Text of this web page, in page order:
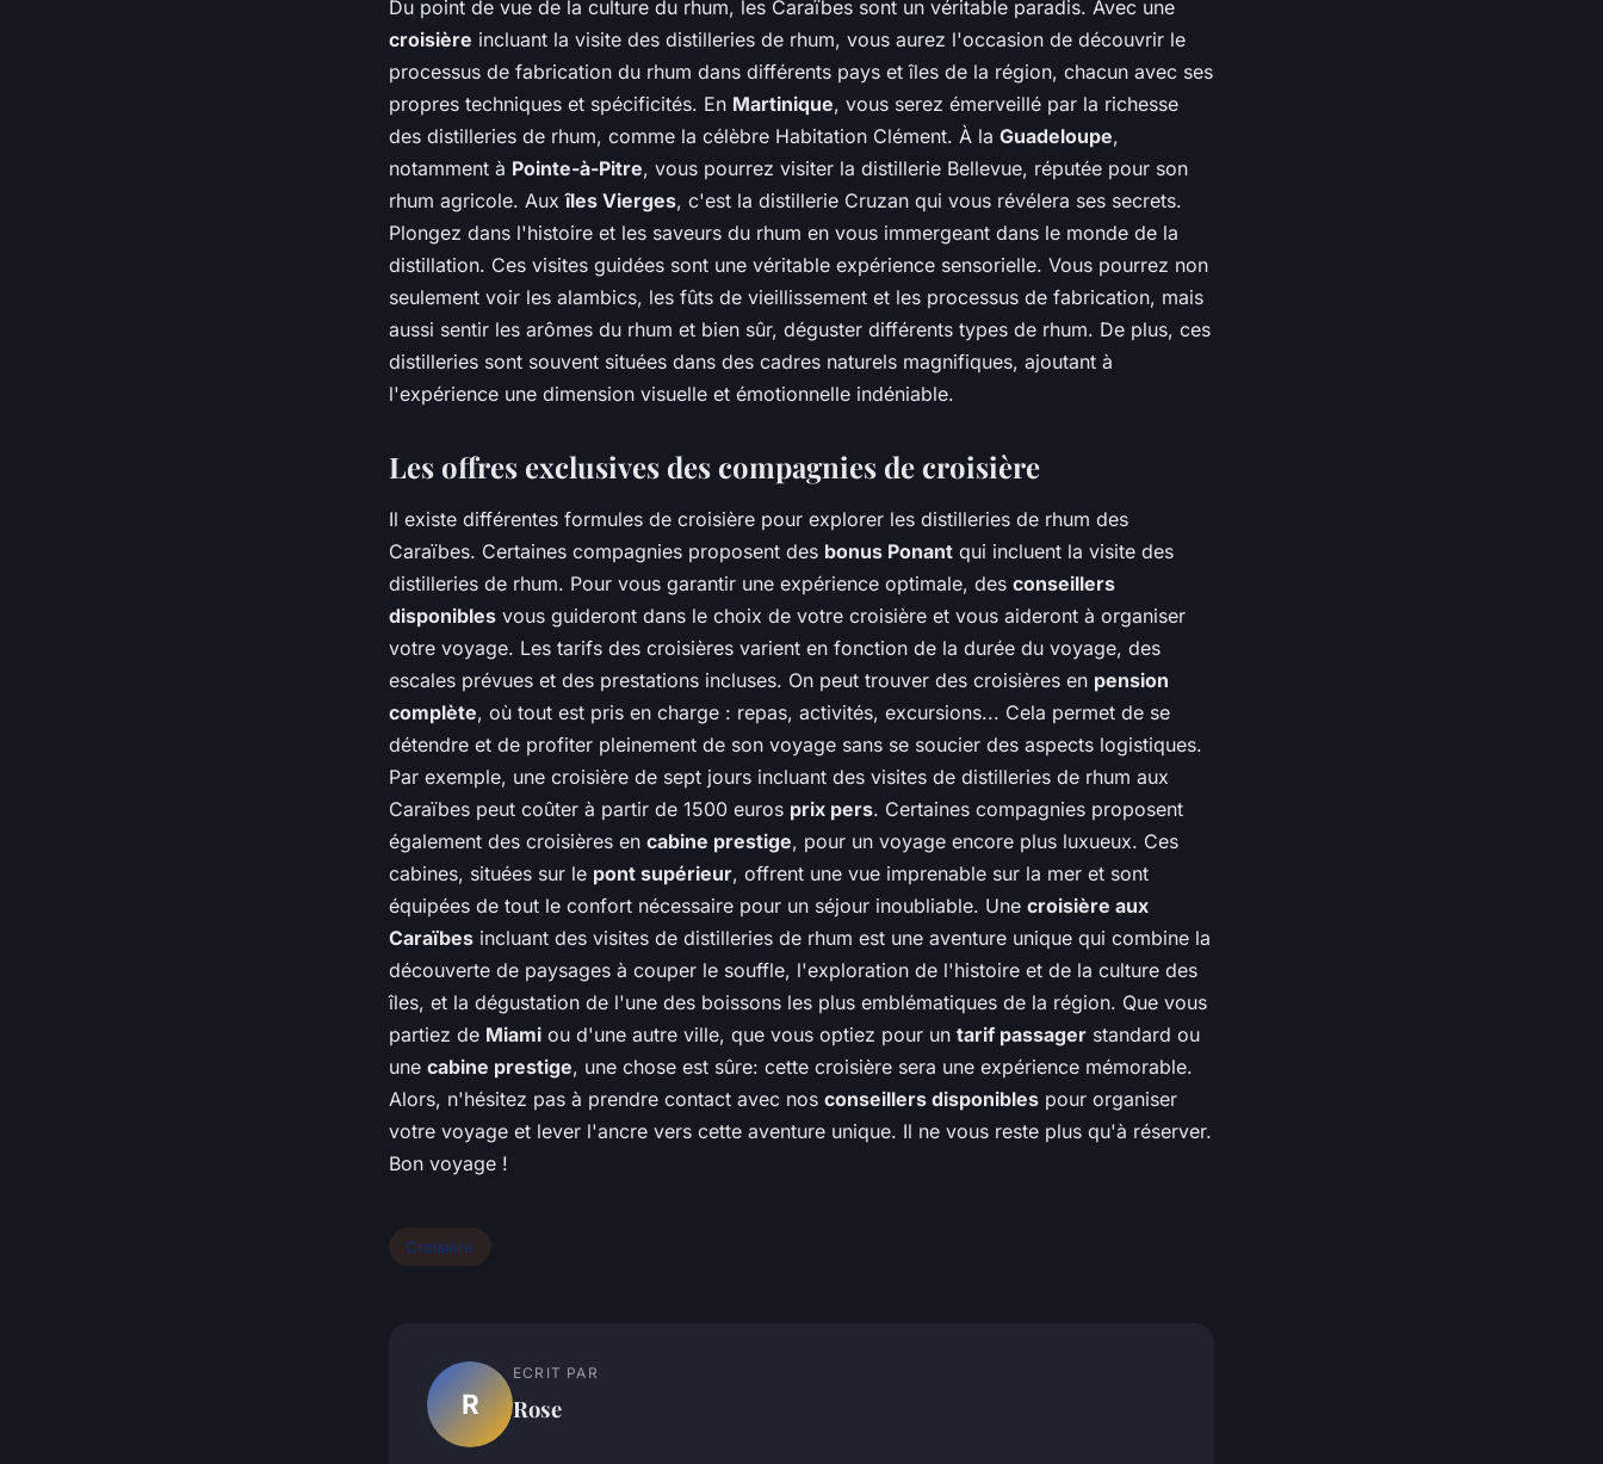
Du point de vue de la culture du rhum, les Caraïbes sont un véritable paradis. Avec une
croisière incluant la visite des distilleries de rhum, vous aurez l'occasion de découvrir le
processus de fabrication du rhum dans différents pays et îles de la région, chacun avec ses
propres techniques et spécificités. En Martinique, vous serez émerveillé par la richesse
des distilleries de rhum, comme la célèbre Habitation Clément. À la Guadeloupe,
notamment à Pointe-à-Pitre, vous pourrez visiter la distillerie Bellevue, réputée pour son
rhum agricole. Auxîles Vierges, c'est la distillerie Cruzan qui vous révélera ses secrets.
Plongez dans l'histoire et les saveurs du rhum en vous immergeant dans le monde de la
distillation. Ces visites guidées sont une véritable expérience sensorielle. Vous pourrez non
seulement voir les alambics, les fûts de vieillissement et les processus de fabrication, mais
aussi sentir les arômes du rhum et bien sûr, déguster différents types de rhum. De plus, ces
distilleries sont souvent situées dans des cadres naturels magnifiques, ajoutant à
l'expérience une dimension visuelle et émotionnelle indéniable.
Les offres exclusives des compagnies de croisière
Il existe différentes formules de croisière pour explorer les distilleries de rhum des
Caraïbes. Certaines compagnies proposent des bonus Ponant qui incluent la visite des
distilleries de rhum. Pour vous garantir une expérience optimale, des conseillers
disponibles vous guideront dans le choix de votre croisière et vous aideront à organiser
votre voyage. Les tarifs des croisières varient en fonction de la durée du voyage, des
escales prévues et des prestations incluses. On peut trouver des croisières en pension
complète, où tout est pris en charge : repas, activités, excursions... Cela permet de se
détendre et de profiter pleinement de son voyage sans se soucier des aspects logistiques.
Par exemple, une croisière de sept jours incluant des visites de distilleries de rhum aux
Caraïbes peut coûter à partir de 1500 euros prix pers. Certaines compagnies proposent
également des croisières en cabine prestige, pour un voyage encore plus luxueux. Ces
cabines, situées sur le pont supérieur, offrent une vue imprenable sur la mer et sont
équipées de tout le confort nécessaire pour un séjour inoubliable. Une croisière aux
Caraïbes incluant des visites de distilleries de rhum est une aventure unique qui combine la
découverte de paysages à couper le souffle, l'exploration de l'histoire et de la culture des
îles, et la dégustation de l'une des boissons les plus emblématiques de la région. Que vous
partiez de Miami ou d'une autre ville, que vous optiez pour un tarif passager standard ou
une cabine prestige, une chose est sûre: cette croisière sera une expérience mémorable.
Alors, n'hésitez pas à prendre contact avec nos conseillers disponibles pour organiser
votre voyage et lever l'ancre vers cette aventure unique. Il ne vous reste plus qu'à réserver.
Bon voyage !
Croisière
R
ECRIT PAR
Rose